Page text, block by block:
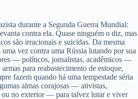
durante a Segunda Guerra Mundial:
contra ela. Quase ninguém o diz, mas
são irracionais e suicidas. Da mesma
vez contra uma Rússia lutando por sua
— políticos, jornalistas, acadêmicos —
para reabastecimento de estoque,
fazem quando há uma tempestade séria
almas corajosas — ativistas,
ou no exterior — para talvez lutar e viver